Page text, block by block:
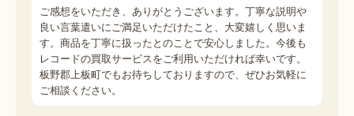
ご感想をいただき、ありがとうございます。丁寧な説明や
良い言葉遣いにご満足いただけたこと、大変嬉しく思いま
す。商品を丁寧に扱ったとのことで安心しました。今後も
レコードの買取サービスをご利用いただければ幸いです。
板野郡上板町でもお待ちしておりますので、ぜひお気軽に
ご相談ください。